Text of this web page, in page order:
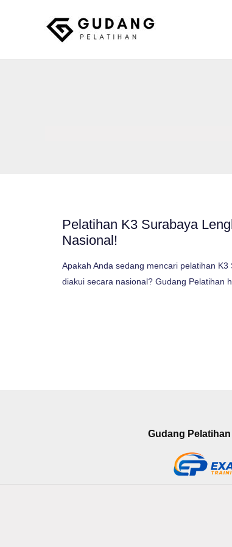
Pelatihan K3 Surabaya
Nasional!
Apakah Anda sedang mencari pelatihan
diakui secara nasional? Gudang Pelatihan
Gudang